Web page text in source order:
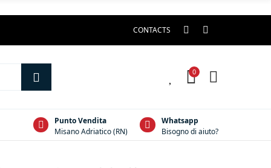
CONTACTS
0
Punto Vendita
Misano Adriatico (RN)
Whatsapp
Bisogno di aiuto?